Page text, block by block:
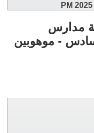
مدارس
- موهوبين